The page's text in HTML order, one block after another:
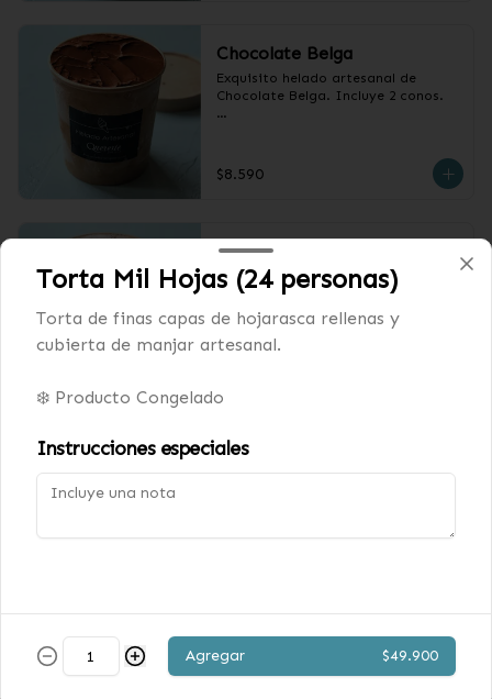
Chocolate Belga
Exquisito helado artesanal de
Chocolate Belga. Incluye 2 conos.
$8.590
Cookies & Cream
Exquisito helado artesanal de
Cookies & Cream. Incluye 2 conos.
Pote 1/2 litro.
Dulce de leche
Exquisito helado artesanal de dulce
Limón Menta sin azúcar
Torta Mil Hojas (24 personas)
Torta de finas capas de hojarasca rellenas y
cubierta de manjar artesanal.
❄️ Producto Congelado
Instrucciones especiales
Agregar $49.900